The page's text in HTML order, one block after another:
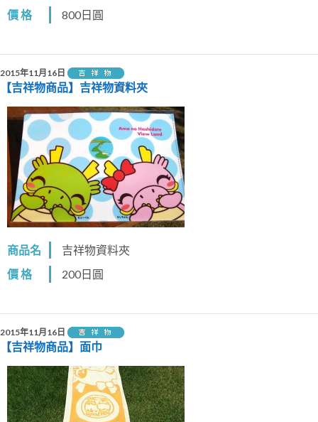
價 格
800日圓
2015年11月16日
【吉祥物商品】吉祥物資料夾
商品名
吉祥物資料夾
價 格
200日圓
2015年11月16日
【吉祥物商品】面巾